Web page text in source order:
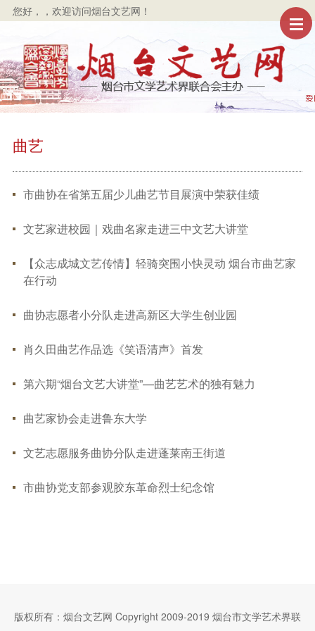
您好， ，欢迎访问烟台文艺网！
曲艺
市曲协在省第五届少儿曲艺节目展演中荣获佳绩
文艺家进校园｜戏曲名家走进三中文艺大讲堂
【众志成城文艺传情】轻骑突围小快灵动 烟台市曲艺家
在行动
曲协志愿者小分队走进高新区大学生创业园
肖久田曲艺作品选《笑语清声》首发
第六期“烟台文艺大讲堂”—曲艺艺术的独有魅力
曲艺家协会走进鲁东大学
文艺志愿服务曲协分队走进蓬莱南王街道
市曲协党支部参观胶东革命烈士纪念馆
版权所有：烟台文艺网 Copyright 2009-2019 烟台市文学艺术界联